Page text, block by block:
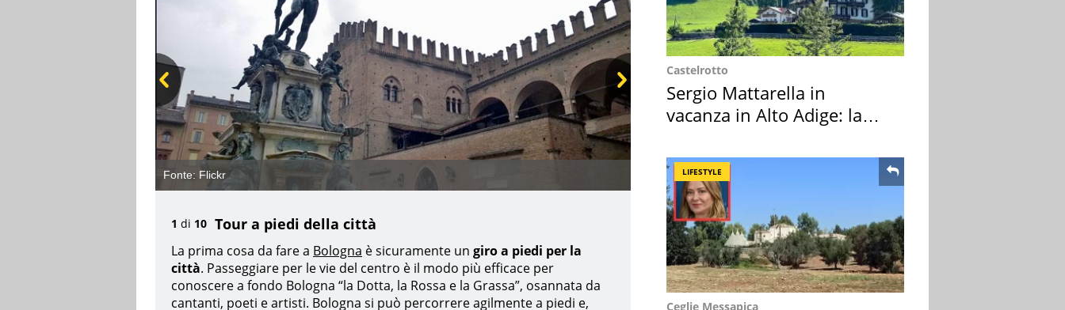
Fonte: Flickr
Pre
v
Ne
xt
1 di 10 Tour a piedi della città
La prima cosa da fare a Bologna è sicuramente un giro a piedi per la
città. Passeggiare per le vie del centro è il modo più efficace per
conoscere a fondo Bologna “la Dotta, la Rossa e la Grassa”, osannata da
cantanti, poeti e artisti. Bologna si può percorrere agilmente a piedi e,
Castelrotto
Sergio Mattarella in
vacanza in Alto Adige: la
LIFESTYLE
Ceglie Messapica